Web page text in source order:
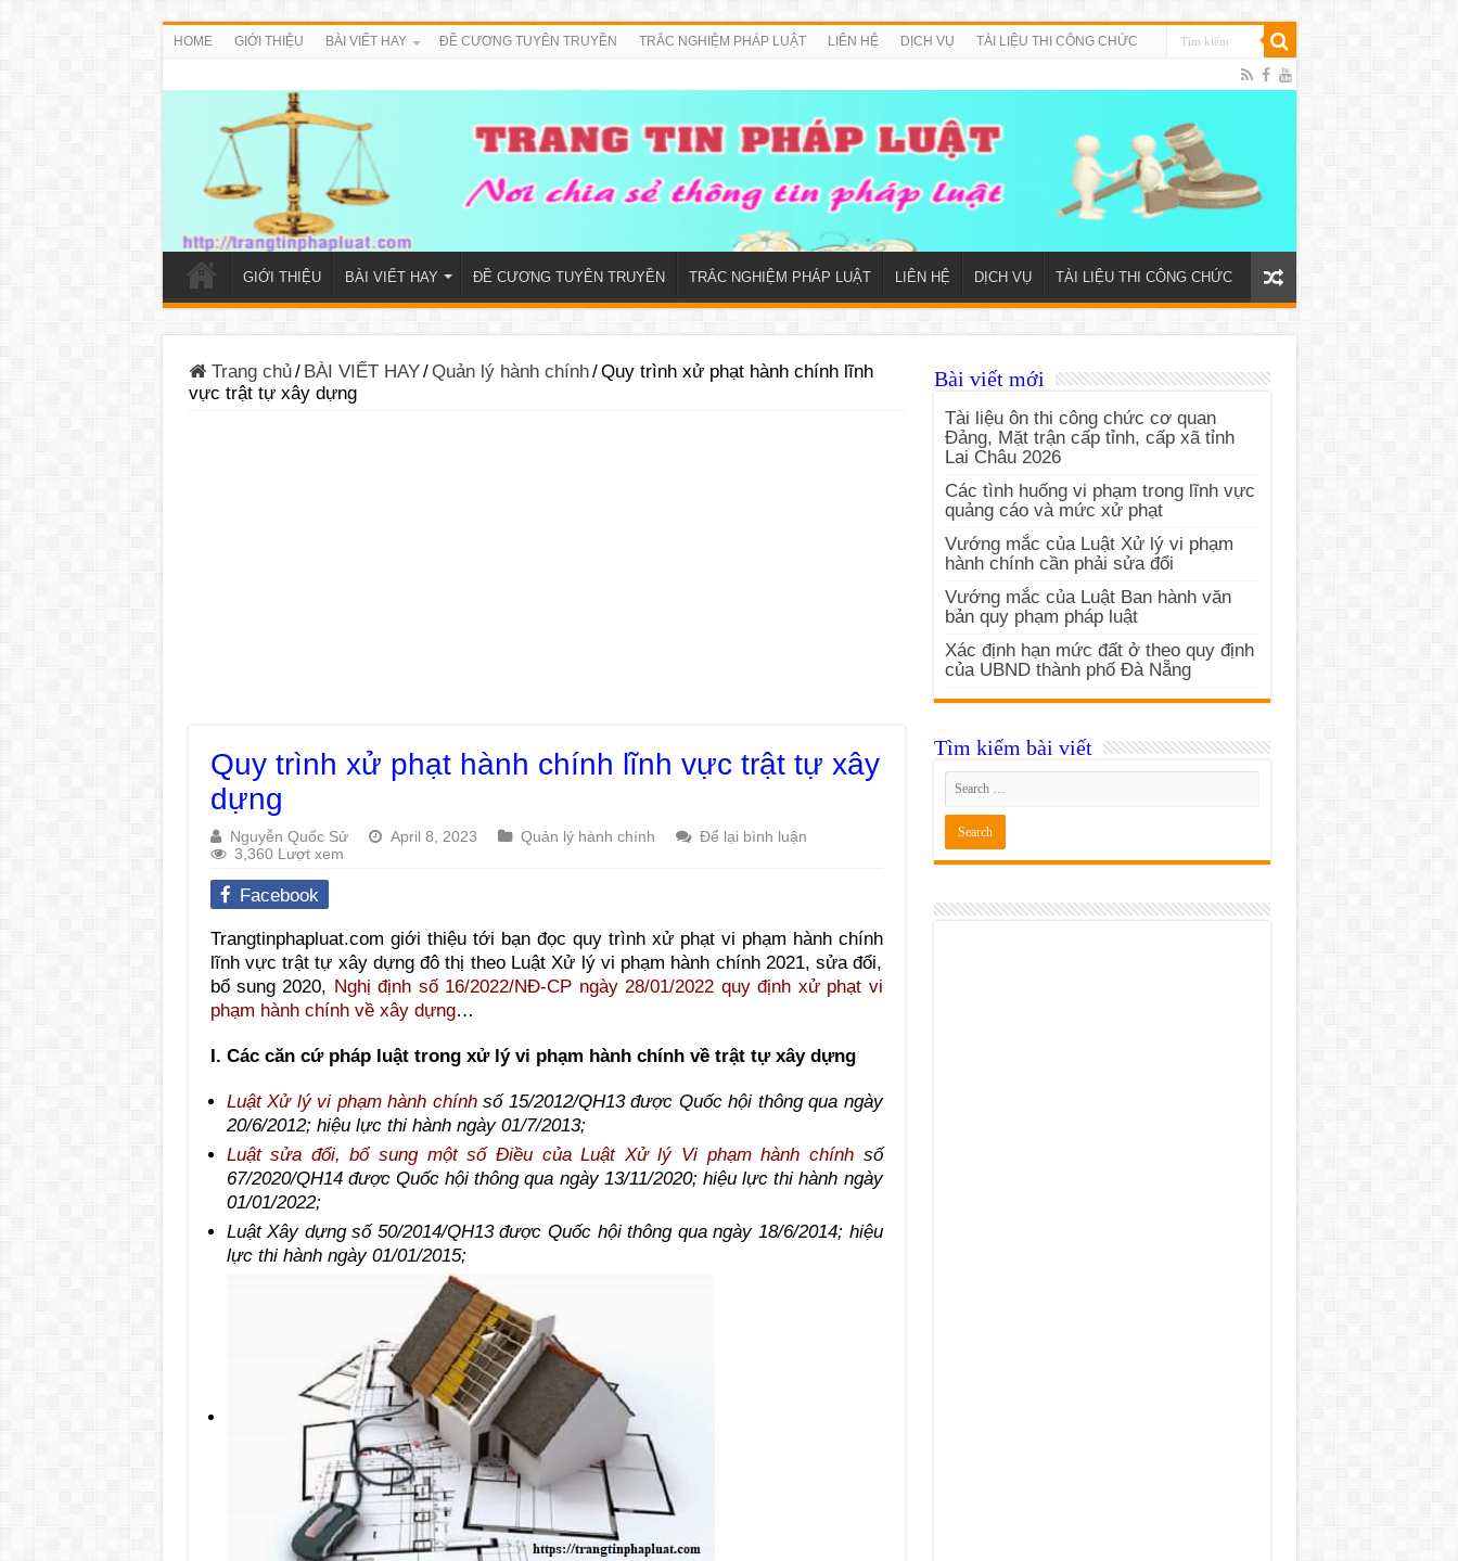
HOME GIỚI THIỆU BÀI VIẾT HAY ĐỀ CƯƠNG TUYÊN TRUYỀN TRẮC NGHIỆM PHÁP LUẬT LIÊN HỆ DỊCH VỤ TÀI LIỆU THI CÔNG CHỨC
GIỚI THIỆU BÀI VIẾT HAY ĐỀ CƯƠNG TUYÊN TRUYỀN TRẮC NGHIỆM PHÁP LUẬT LIÊN HỆ DỊCH VỤ TÀI LIỆU THI CÔNG CHỨC
Trang chủ/ BÀI VIẾT HAY/Quản lý hành chính/Quy trình xử phạt hành chính lĩnh
vực trật tự xây dựng
Quy trình xử phạt hành chính lĩnh vực trật tự xây
dựng
Nguyễn Quốc Sử April 8, 2023 Quản lý hành chính
Để lại bình luận
3,360 Lượt xem
Facebook
Trangtinphapluat.com giới thiệu tới bạn đọc quy trình xử phạt vi phạm hành chính
lĩnh vực trật tự xây dựng đô thị theo Luật Xử lý vi phạm hành chính 2021, sửa đổi,
bổ sung 2020, Nghị định số 16/2022/NĐ-CP ngày 28/01/2022 quy định xử phạt vi
phạm hành chính về xây dựng…
I. Các căn cứ pháp luật trong xử lý vi phạm hành chính về trật tự xây dựng
Luật Xử lý vi phạm hành chínhsố 15/2012/QH13 được Quốc hội thông qua ngày
20/6/2012; hiệu lực thi hành ngày 01/7/2013;
Luật sửa đổi, bổ sung một số Điều của Luật Xử lý Vi phạm hành chínhsố
67/2020/QH14 được Quốc hội thông qua ngày 13/11/2020; hiệu lực thi hành ngày
01/01/2022;
Luật Xây dựng số 50/2014/QH13 được Quốc hội thông qua ngày 18/6/2014; hiệu
lực thi hành ngày 01/01/2015;
Bài viết mới
Tài liệu ôn thi công chức cơ quan
Đảng, Mặt trận cấp tỉnh, cấp xã tỉnh
Lai Châu 2026
Các tình huống vi phạm trong lĩnh vực
quảng cáo và mức xử phạt
Vướng mắc của Luật Xử lý vi phạm
hành chính cần phải sửa đổi
Vướng mắc của Luật Ban hành văn
bản quy phạm pháp luật
Xác định hạn mức đất ở theo quy định
của UBND thành phố Đà Nẵng
Tìm kiếm bài viết